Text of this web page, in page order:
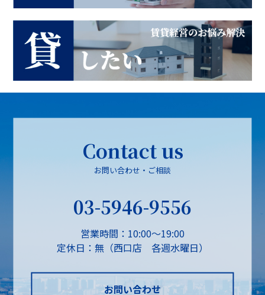
Contact us
お問い合わせ・ご相談
03-5946-9556
営業時間：10:00～19:00
定休日：無（西口店 各週水曜日）
お問い合わせ